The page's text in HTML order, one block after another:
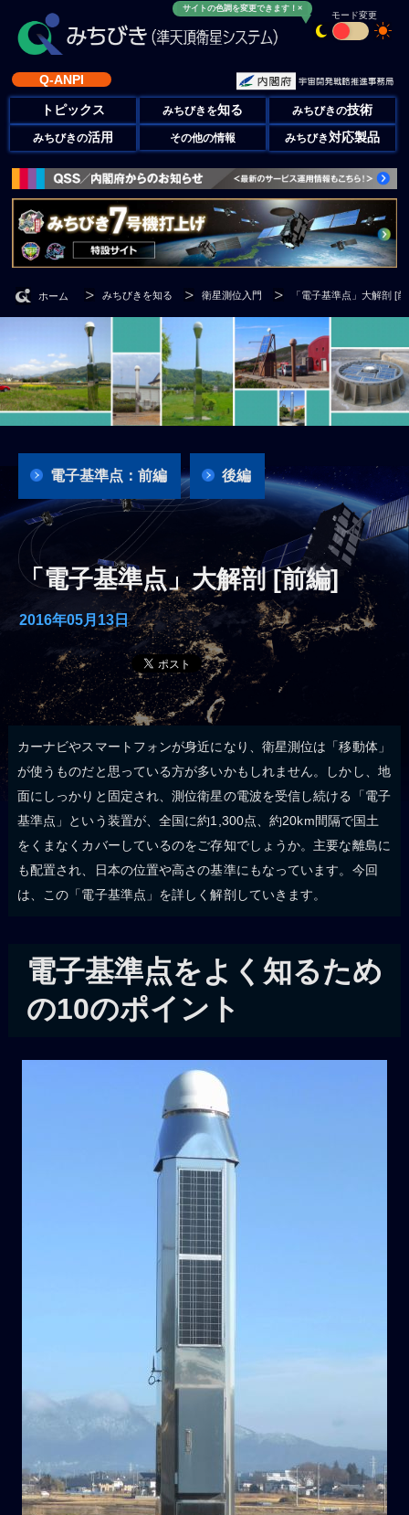
サイトの色調を変更できます！×
モード変更
Q-ANPI
トピックス みちびきを知る みちびきの技術
みちびきの活用 その他の情報 みちびき対応製品
ホーム みちびきを知る 衛星測位入門 「電子基準点」大解剖 [
電子基準点：前編 後編
「電子基準点」大解剖 [前編]
2016年05月13日
カーナビやスマートフォンが身近になり、衛星測位は「移動体」
が使うものだと思っている方が多いかもしれません。しかし、地
面にしっかりと固定され、測位衛星の電波を受信し続ける「電子
基準点」という装置が、全国に約1,300点、約20km間隔で国土
をくまなくカバーしているのをご存知でしょうか。主要な離島に
も配置され、日本の位置や高さの基準にもなっています。今回
は、この「電子基準点」を詳しく解剖していきます。
電子基準点をよく知るため
の10のポイント